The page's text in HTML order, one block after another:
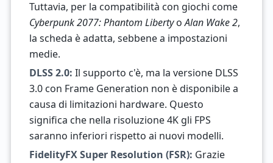
Tuttavia, per la compatibilità con giochi come
Cyberpunk 2077: Phantom LibertyoAlan Wake 2,
la scheda è adatta, sebbene a impostazioni
medie.
DLSS 2.0: Il supporto c'è, ma la versione DLSS
3.0 con Frame Generation non è disponibile a
causa di limitazioni hardware. Questo
significa che nella risoluzione 4K gli FPS
saranno inferiori rispetto ai nuovi modelli.
FidelityFX Super Resolution (FSR): Grazie